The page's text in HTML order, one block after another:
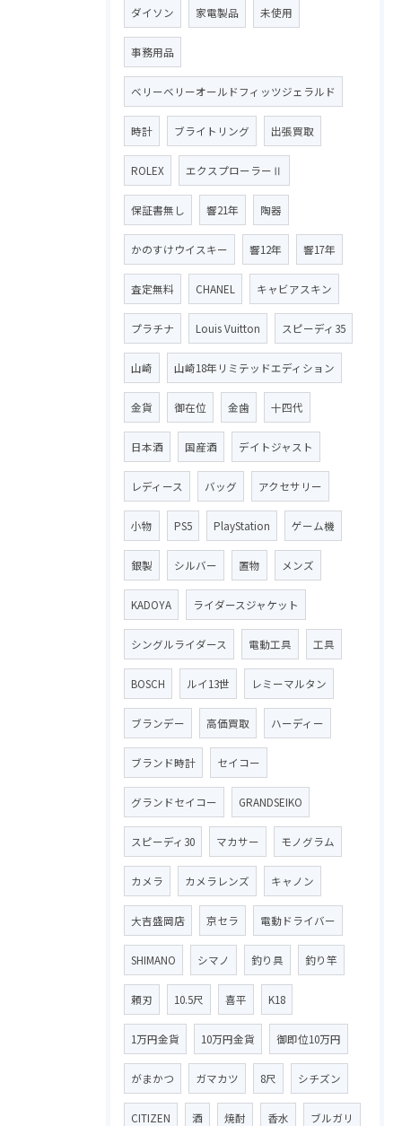
ダイソン 家電製品 未使用
事務用品
ベリーベリーオールドフィッツジェラルド
時計 ブライトリング 出張買取
ROLEX エクスプローラーⅡ
保証書無し 響21年 陶器
かのすけウイスキー 響12年 響17年
査定無料 CHANEL キャビアスキン
プラチナ Louis Vuitton スピーディ35
山崎 山崎18年リミテッドエディション
金貨 御在位 金歯 十四代
日本酒 国産酒 デイトジャスト
レディース バッグ アクセサリー
小物 PS5 PlayStation ゲーム機
銀製 シルバー 置物 メンズ
KADOYA ライダースジャケット
シングルライダース 電動工具 工具
BOSCH ルイ13世 レミーマルタン
ブランデー 高価買取 ハーディー
ブランド時計 セイコー
グランドセイコー GRANDSEIKO
スピーディ30 マカサー モノグラム
カメラ カメラレンズ キャノン
大吉盛岡店 京セラ 電動ドライバー
SHIMANO シマノ 釣り具 釣り竿
頼刃 10.5尺 喜平 K18
1万円金貨 10万円金貨 御即位10万円
がまかつ ガマカツ 8尺 シチズン
CITIZEN 酒 焼酎 香水 ブルガリ